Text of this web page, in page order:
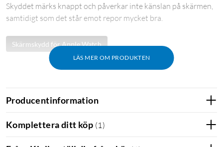
LÄS MER OM PRODUKTEN
Skyddet märks knappt och påverkar inte känslan på skärmen,
samtidigt som det står emot repor mycket bra.
Skärmskydd för Apple Watch
Producentinformation
Komplettera ditt köp (1 )